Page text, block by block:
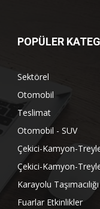
POPÜLER
Sektörel
Otomobil
Teslimat
Otomobil - SUV
Çekici-Kamyon-
Çekici-Kamyon-
Karayolu Taşımacılığı
Fuarlar Etkinlikler